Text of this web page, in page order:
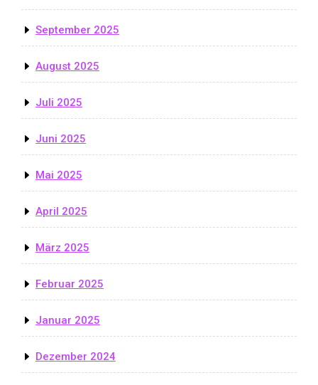
September 2025
August 2025
Juli 2025
Juni 2025
Mai 2025
April 2025
März 2025
Februar 2025
Januar 2025
Dezember 2024